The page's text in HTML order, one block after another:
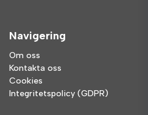
Navigering
Om oss
Kontakta oss
Cookies
Integritetspolicy (GDPR)